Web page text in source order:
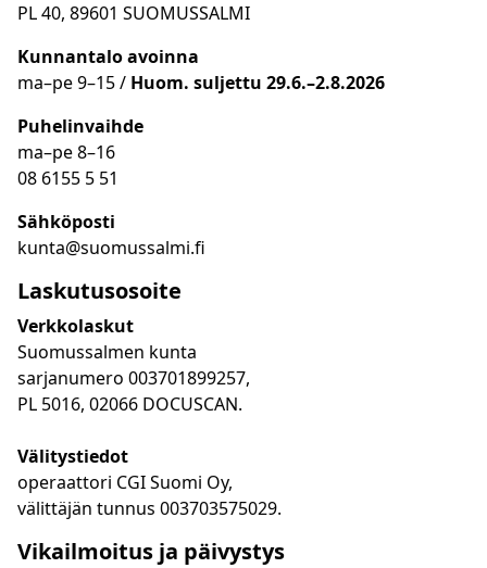
PL 40, 89601 SUOMUSSALMI
Kunnantalo avoinna
ma–pe 9–15 / Huom. suljettu 29.6.–2.8.2026
Puhelinvaihde
ma–pe 8–16
08 6155 5 51
Sähköposti
kunta@suomussalmi.fi
Laskutusosoite
Verkkolaskut
Suomussalmen kunta
sarjanumero 003701899257,
PL 5016, 02066 DOCUSCAN.
Välitystiedot
operaattori CGI Suomi Oy,
välittäjän tunnus 003703575029.
Vikailmoitus ja päivystys